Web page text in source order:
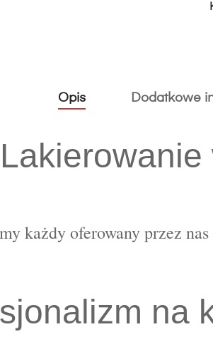
Opis Dodatkowe
Lakierowanie
każdy oferowany przez
na